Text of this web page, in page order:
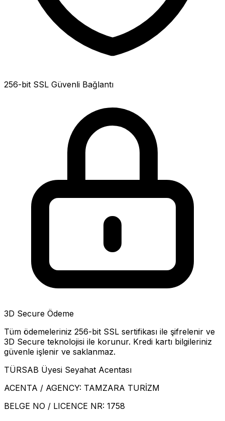
256-bit SSL Güvenli Bağlantı
3D Secure Ödeme
Tüm ödemeleriniz 256-bit SSL sertifikası ile şifrelenir ve
3D Secure teknolojisi ile korunur. Kredi kartı bilgileriniz
güvenle işlenir ve saklanmaz.
TÜRSAB Üyesi Seyahat Acentası
ACENTA / AGENCY: TAMZARA TURİZM
BELGE NO / LICENCE NR: 1758